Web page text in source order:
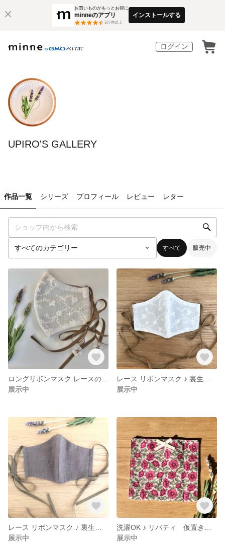
お買いものがもっとお得に
minneのアプリ
3万件以上
インストールする
ログイン
UPIRO'S GALLERY
作品一覧 シリーズ プロフィール レビュー レター
すべて 販売中
展示中
展示中
展示中
展示中